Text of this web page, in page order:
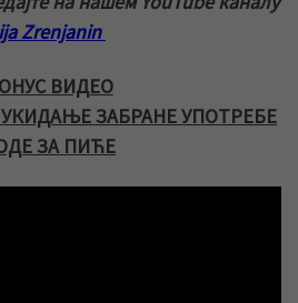
Zrenjanin
ВИДЕО
ЗАБРАНЕ УПОТРЕБЕ
ЗА ПИЋЕ